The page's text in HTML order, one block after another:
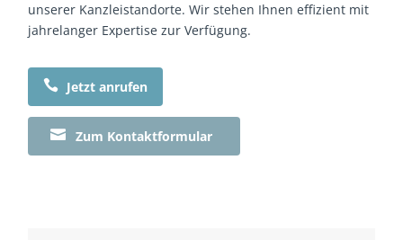
unserer Kanzleistandorte. Wir stehen Ihnen effizient mit
jahrelanger Expertise zur Verfügung.
 Jetzt anrufen
 Zum Kontaktformular